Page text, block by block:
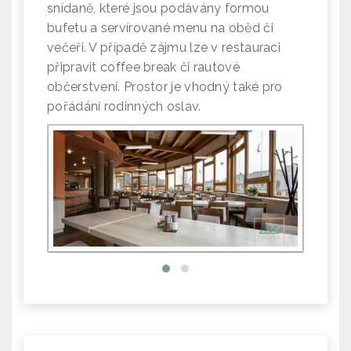
snídaně, které jsou podávány formou
bufetu a servírované menu na oběd či
večeři.V případě zájmu lze v restauraci
připravit coffee break či rautové
občerstvení. Prostor je vhodný také pro
pořádání rodinných oslav.